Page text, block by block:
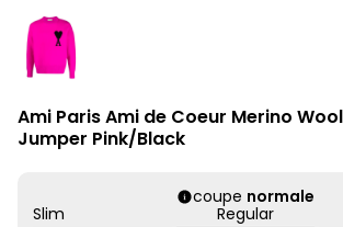
Ami Paris Ami de Coeur Merino
Jumper Pink/Black
coupe normale
Slim
Regular